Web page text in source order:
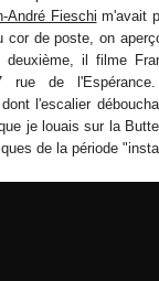
André Fieschi m'avait
cor de poste, on
il filme
de l'Espérance.
l'escalier
je louais sur la
de la période